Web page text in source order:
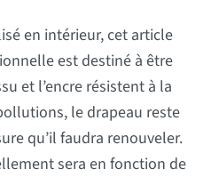
en intérieur, cet article
est destiné à être
et l’encre résistent à la
le drapeau reste
qu’il faudra renouveler.
sera en fonction de